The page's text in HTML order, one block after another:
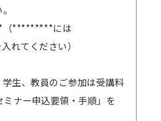
*********には
れてください）
学生、教員のご参加は受講料
ナー申込要領・手順」を